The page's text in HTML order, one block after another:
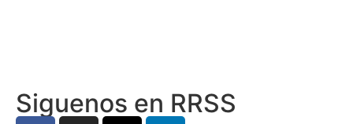
Siguenos en RRSS